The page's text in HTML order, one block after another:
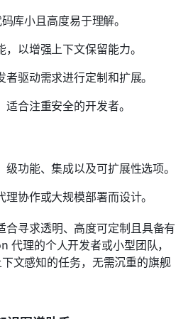
库小且高度易于理解。
以增强上下文保留能力。
驱动需求进行定制和扩展。
合注重安全的开发者。
功能、集成以及可扩展性选项。
协作或大规模部署而设计。
寻求透明、高度可定制且具备有
代理的个人开发者或小型团队，
文感知的任务，无需沉重的旗舰